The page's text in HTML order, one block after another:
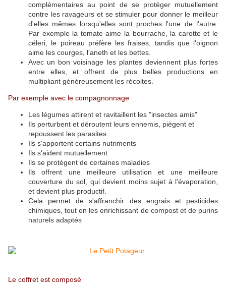
complémentaires au point de se protéger mutuellement
contre les ravageurs et se stimuler pour donner le meilleur
d'elles mêmes lorsqu'elles sont proches l'une de l'autre.
Par exemple la tomate aime la bourrache, la carotte et le
céleri, le poireau préfère les fraises, tandis que l'oignon
aime les courges, l'aneth et les bettes.
Avec un bon voisinage les plantes deviennent plus fortes
entre elles, et offrent de plus belles productions en
multipliant généreusement les récoltes.
Par exemple avec le compagnonnage
Les légumes attirent et ravitaillent les "insectes amis"
Ils perturbent et déroutent leurs ennemis, piègent et
repoussent les parasites
Ils s'apportent certains nutriments
Ils s'aident mutuellement
Ils se protègent de certaines maladies
Ils offrent une meilleure utilisation et une meilleure
couverture du sol, qui devient moins sujet à l'évaporation,
et devient plus productif.
Cela permet de s'affranchir des engrais et pesticides
chimiques, tout en les enrichissant de compost et de purins
naturels adaptés
Le coffret est composé